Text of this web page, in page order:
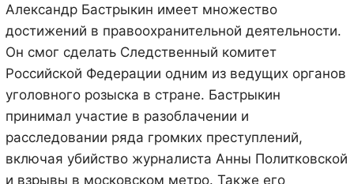
Александр Бастрыкин имеет множество
достижений в правоохранительной деятельности.
Он смог сделать Следственный комитет
Российской Федерации одним из ведущих органов
уголовного розыска в стране. Бастрыкин
принимал участие в разоблачении и
расследовании ряда громких преступлений,
включая убийство журналиста Анны Политковской
и взрывы в московском метро. Также его